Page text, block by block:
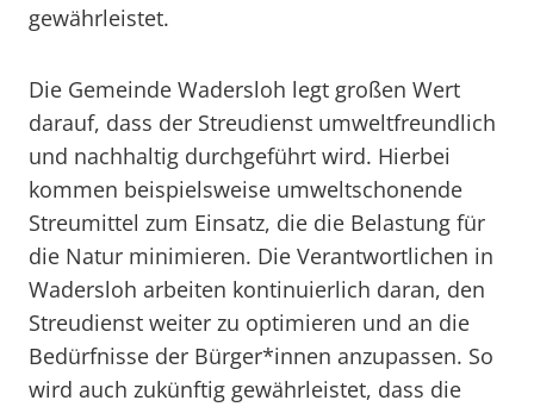
gewährleistet.
Die Gemeinde Wadersloh legt großen Wert
darauf, dass der Streudienst umweltfreundlich
und nachhaltig durchgeführt wird. Hierbei
kommen beispielsweise umweltschonende
Streumittel zum Einsatz, die die Belastung für
die Natur minimieren. Die Verantwortlichen in
Wadersloh arbeiten kontinuierlich daran, den
Streudienst weiter zu optimieren und an die
Bedürfnisse der Bürger*innen anzupassen. So
wird auch zukünftig gewährleistet, dass die